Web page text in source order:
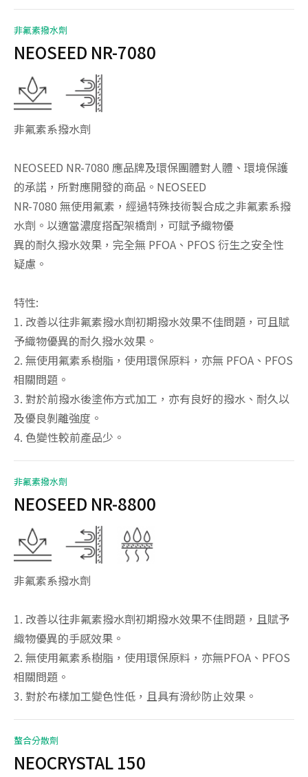
非氟素撥水劑
NEOSEED NR-7080
非氟素系撥水劑
NEOSEED NR-7080 應品牌及環保團體對人體、環境保護
的承諾，所對應開發的商品。NEOSEED
NR-7080 無使用氟素，經過特殊技術製合成之非氟素系撥
水劑。以適當濃度搭配架橋劑，可賦予織物優
異的耐久撥水效果，完全無 PFOA、PFOS 衍生之安全性
疑慮。
特性:
1. 改善以往非氟素撥水劑初期撥水效果不佳問題，可且賦
予織物優異的耐久撥水效果。
2. 無使用氟素系樹脂，使用環保原料，亦無 PFOA、PFOS
相關問題。
3. 對於前撥水後塗佈方式加工，亦有良好的撥水、耐久以
及優良剝離強度。
4. 色變性較前產品少。
非氟素撥水劑
NEOSEED NR-8800
非氟素系撥水劑
1. 改善以往非氟素撥水劑初期撥水效果不佳問題，且賦予
織物優異的手感效果。
2. 無使用氟素系樹脂，使用環保原料，亦無PFOA、PFOS
相關問題。
3. 對於布樣加工變色性低，且具有滑紗防止效果。
螯合分散劑
NEOCRYSTAL 150